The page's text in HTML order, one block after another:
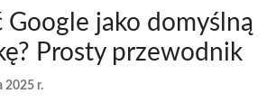
Google jako domyślną
Prosty przewodnik
2025 r.